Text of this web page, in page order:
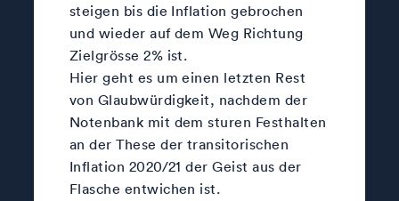
steigen bis die Inflation gebrochen
und wieder auf dem Weg Richtung
Zielgrösse 2% ist.
Hier geht es um einen letzten Rest
von Glaubwürdigkeit, nachdem der
Notenbank mit dem sturen Festhalten
an der These der transitorischen
Inflation 2020/21 der Geist aus der
Flasche entwichen ist.